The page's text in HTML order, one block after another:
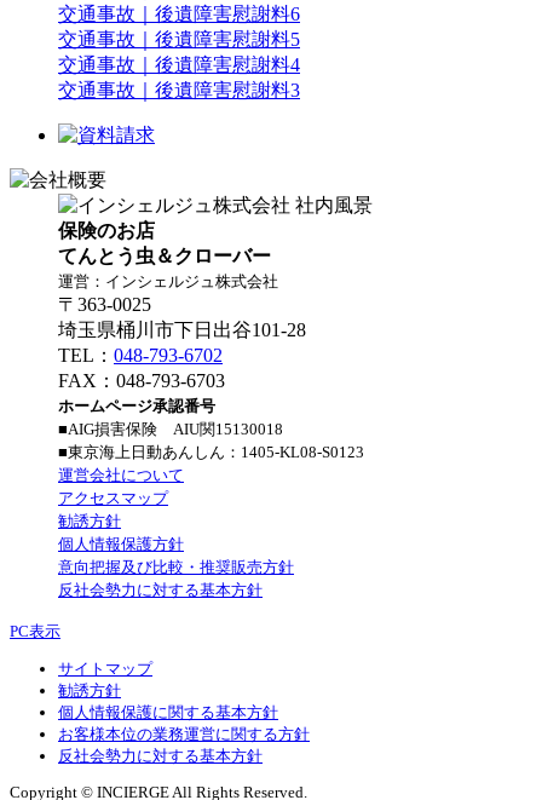
交通事故｜後遺障害慰謝料6
交通事故｜後遺障害慰謝料5
交通事故｜後遺障害慰謝料4
交通事故｜後遺障害慰謝料3
保険のお店
てんとう虫＆クローバー
運営：インシェルジュ株式会社
〒363-0025
埼玉県桶川市下日出谷101-28
TEL： 048-793-6702
FAX：048-793-6703
ホームページ承認番号
■AIG損害保険 AIU関15130018
■東京海上日動あんしん：1405‐KL08‐S0123
運営会社について
アクセスマップ
勧誘方針
個人情報保護方針
意向把握及び比較・推奨販売方針
反社会勢力に対する基本方針
PC表示
サイトマップ
勧誘方針
個人情報保護に関する基本方針
お客様本位の業務運営に関する方針
反社会勢力に対する基本方針
Copyright © INCIERGE All Rights Reserved.